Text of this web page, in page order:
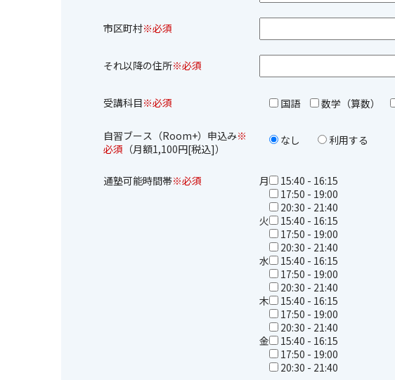
市区町村※必須
それ以降の住所※必須
受講科目※必須 国語 数学（算数）
自習ブース（Room+）申込み※
必須 （月額1,100円[税込]）
なし 利用する
通塾可能時間帯※必須 月 15:40 - 16:15
17:50 - 19:00
20:30 - 21:40
火
15:40 - 16:15
17:50 - 19:00
20:30 - 21:40
水
15:40 - 16:15
17:50 - 19:00
20:30 - 21:40
木
15:40 - 16:15
17:50 - 19:00
20:30 - 21:40
金
15:40 - 16:15
17:50 - 19:00
20:30 - 21:40